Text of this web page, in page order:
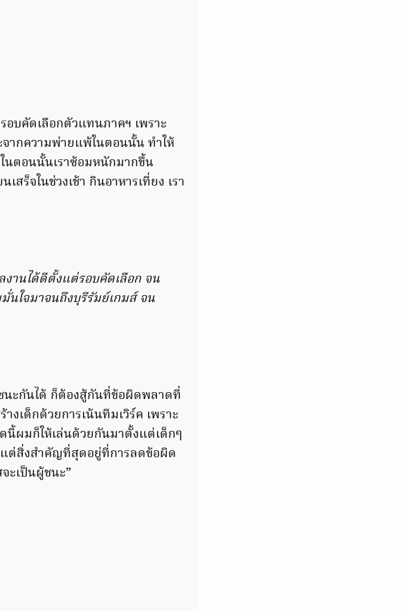
บคัดเลือกตัวแทนภาคฯ เพราะ
ากความพ่ายแพ้ในตอนนั้น ทำให้
นตอนนั้นเราซ้อมหนักมากขึ้น
สร็จในช่วงเช้า กินอาหารเที่ยง เรา
งานได้ดีตั้งแต่รอบคัดเลือก จน
นใจมาจนถึงบุรีรัมย์เกมส์ จน
นะกันได้ ก็ต้องสู้กันที่ข้อผิดพลาดที่
เด็กด้วยการเน้นทีมเวิร์ค เพราะ
นี้ผมก็ให้เล่นด้วยกันมาตั้งแต่เด็กๆ
แต่สิ่งสำคัญที่สุดอยู่ที่การลดข้อผิด
ะเป็นผู้ชนะ”